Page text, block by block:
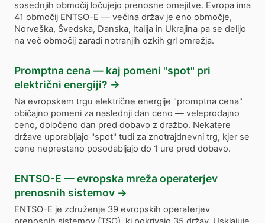
sosednjih območij ločujejo prenosne omejitve. Evropa ima
41 območij ENTSO-E — večina držav je eno območje,
Norveška, Švedska, Danska, Italija in Ukrajina pa se delijo
na več območij zaradi notranjih ozkih grl omrežja.
Promptna cena — kaj pomeni "spot" pri
električni energiji? →
Na evropskem trgu električne energije "promptna cena"
običajno pomeni za naslednji dan ceno — veleprodajno
ceno, določeno dan pred dobavo z dražbo. Nekatere
države uporabljajo "spot" tudi za znotrajdnevni trg, kjer se
cene neprestano posodabljajo do 1 ure pred dobavo.
ENTSO-E — evropska mreža operaterjev
prenosnih sistemov →
ENTSO-E je združenje 39 evropskih operaterjev